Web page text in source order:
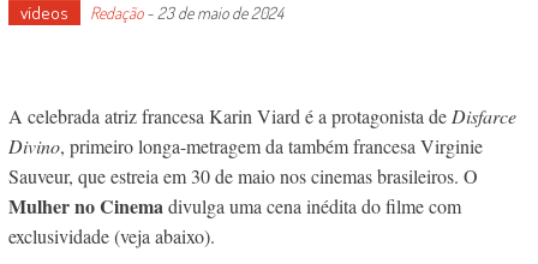
vídeos Redação- 23 de maio de 2024
A celebrada atriz francesa Karin Viard é a protagonista de Disfarce
Divino, primeiro longa-metragem da também francesa Virginie
Sauveur, que estreia em 30 de maio nos cinemas brasileiros. O
Mulher no Cinema divulga uma cena inédita do filme com
exclusividade (veja abaixo).